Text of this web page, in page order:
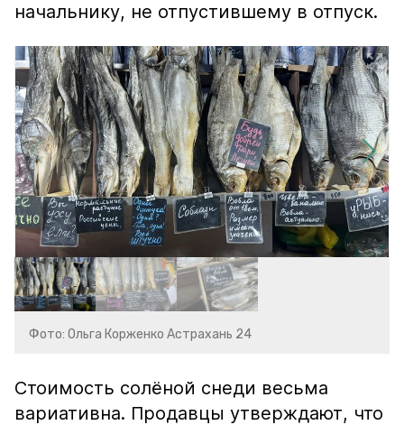
начальнику, не отпустившему в отпуск.
Фото: Ольга Корженко Астрахань 24
Стоимость солёной снеди весьма
вариативна. Продавцы утверждают, что